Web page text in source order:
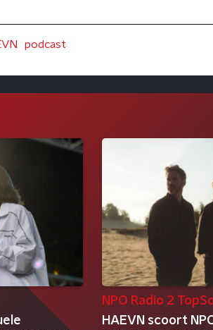
podcast
NPO Radio 2
HAEVN scoort